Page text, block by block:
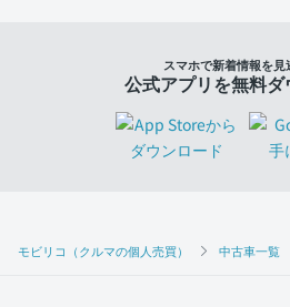
モビリコ（クルマの個人売買） 中古車一覧
スマホで新着情報を見
公式アプリを無料